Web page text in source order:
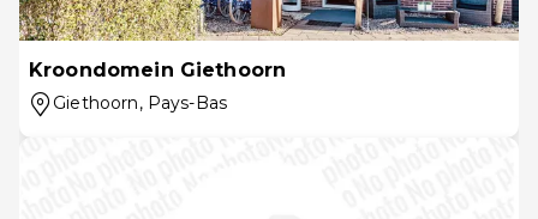
Kroondomein Giethoorn
Giethoorn, Pays-Bas